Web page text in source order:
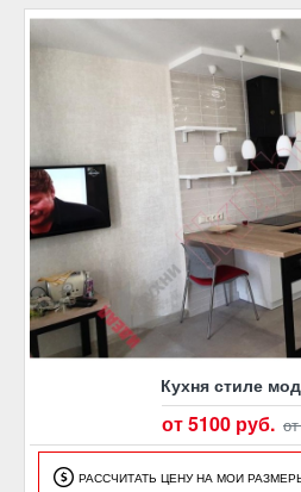
Кухня стиле
от 5100 руб.
РАССЧИТАТЬ ЦЕНУ НА МОИ